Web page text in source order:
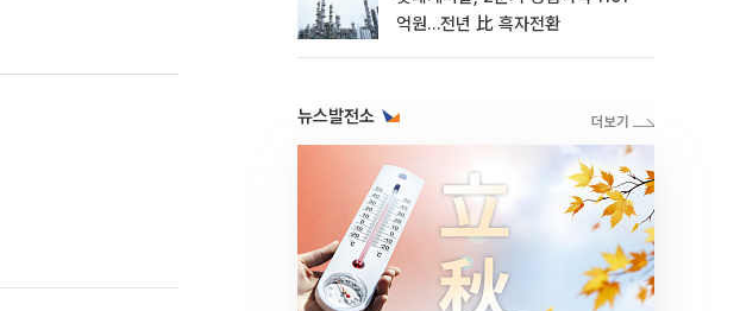
억원…전년 比 흑자전환
뉴스발전소